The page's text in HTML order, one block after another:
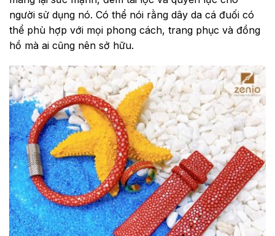
người sử dụng nó. Có thể nói rằng dây da cá đuối có
thể phù hợp với mọi phong cách, trang phục và đồng
hồ mà ai cũng nên sở hữu.